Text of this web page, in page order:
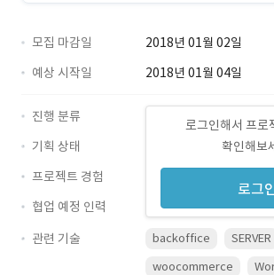
모집 마감일
2018년 01월 02일
예상 시작일
2018년 01월 04일
로그인해서 프로
확인해보
로그
진행 분류
기획 상태
프로젝트 경험
협업 예정 인력
관련 기술
backoffice
SERVER
woocommerce